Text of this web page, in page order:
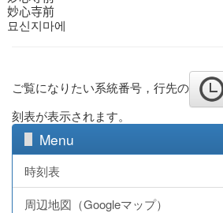
妙心寺前
묘신지마에
ご覧になりたい系統番号，行先の
刻表が表示されます。
Menu
時刻表
周辺地図（Googleマップ）